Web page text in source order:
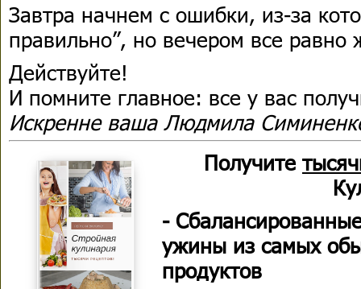
Завтра начнем с ошибки, из-за
правильно”, но вечером все равно
Действуйте!
И помните главное: все у вас
Искренне ваша Людмила
Получите
-
ужины из самых
продуктов